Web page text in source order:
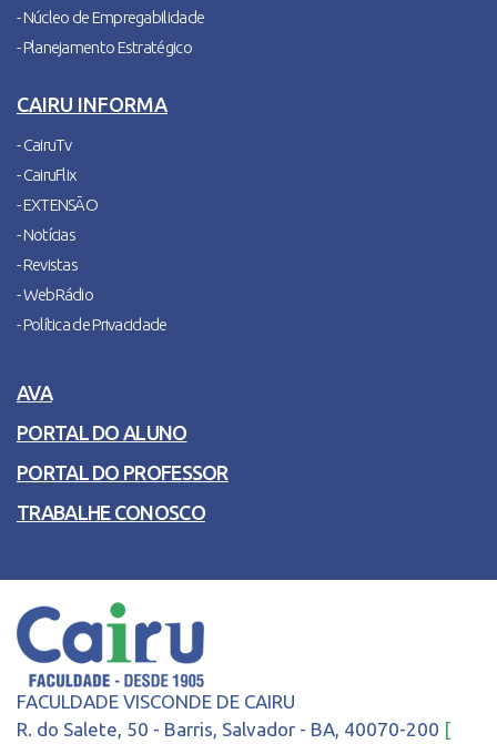
- Núcleo de Empregabilidade
- Planejamento Estratégico
CAIRU INFORMA
- CairuTv
- CairuFlix
- EXTENSÃO
- Notícias
- Revistas
- WebRádio
- Política de Privacidade
AVA
PORTAL DO ALUNO
PORTAL DO PROFESSOR
TRABALHE CONOSCO
FACULDADE VISCONDE DE CAIRU
R. do Salete, 50 - Barris, Salvador - BA, 40070-200 [